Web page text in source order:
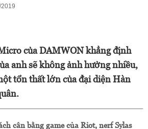
2019
của DAMWON khẳng định
anh sẽ không ảnh hưởng nhiều,
tổn thất lớn của đại diện Hàn
cân bằng game của Riot, nerf Sylas